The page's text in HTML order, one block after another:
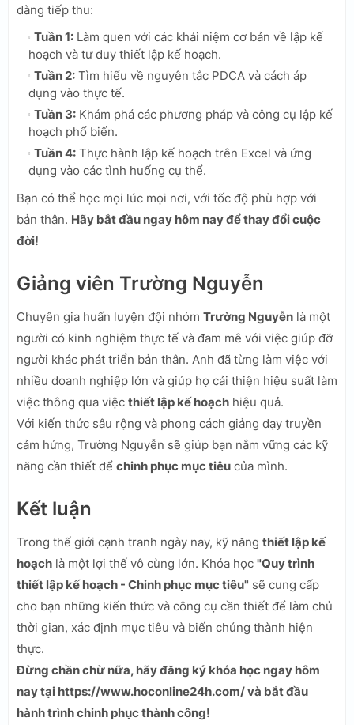
dàng tiếp thu:
Tuần 1: Làm quen với các khái niệm cơ bản về lập kế
hoạch và tư duy thiết lập kế hoạch.
Tuần 2: Tìm hiểu về nguyên tắc PDCA và cách áp
dụng vào thực tế.
Tuần 3: Khám phá các phương pháp và công cụ lập kế
hoạch phổ biến.
Tuần 4: Thực hành lập kế hoạch trên Excel và ứng
dụng vào các tình huống cụ thể.
Bạn có thể học mọi lúc mọi nơi, với tốc độ phù hợp với
bản thân. Hãy bắt đầu ngay hôm nay để thay đổi cuộc
đời!
Giảng viên Trường Nguyễn
Chuyên gia huấn luyện đội nhóm Trường Nguyễn là một
người có kinh nghiệm thực tế và đam mê với việc giúp đỡ
người khác phát triển bản thân. Anh đã từng làm việc với
nhiều doanh nghiệp lớn và giúp họ cải thiện hiệu suất làm
việc thông qua việc thiết lập kế hoạch hiệu quả.
Với kiến thức sâu rộng và phong cách giảng dạy truyền
cảm hứng, Trường Nguyễn sẽ giúp bạn nắm vững các kỹ
năng cần thiết để chinh phục mục tiêu của mình.
Kết luận
Trong thế giới cạnh tranh ngày nay, kỹ năng thiết lập kế
hoạch là một lợi thế vô cùng lớn. Khóa học "Quy trình
thiết lập kế hoạch - Chinh phục mục tiêu" sẽ cung cấp
cho bạn những kiến thức và công cụ cần thiết để làm chủ
thời gian, xác định mục tiêu và biến chúng thành hiện
thực.
Đừng chần chừ nữa, hãy đăng ký khóa học ngay hôm
nay tại https://www.hoconline24h.com/ và bắt đầu
hành trình chinh phục thành công!